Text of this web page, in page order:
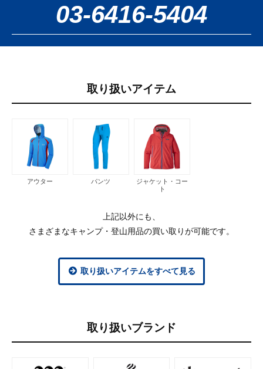
03-6416-5404
取り扱いアイテム
アウター パンツ
ジャケット・コー
ト
上記以外にも、
さまざまなキャンプ・登山用品の買い取りが可能です。
取り扱いアイテムをすべて見る
取り扱いブランド